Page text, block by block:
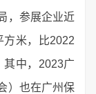
，参展企业近
方米，比2022
其中，2023广
）也在广州保